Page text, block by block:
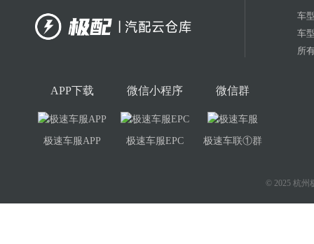
车
车
所
APP下载
极速车服APP
微信小程序
极速车服EPC
微信群
极速车联①群
© 2025 杭州